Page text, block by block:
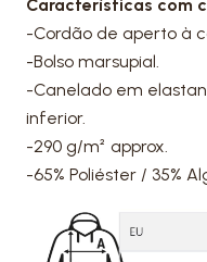
Características com
-Cordão de aperto à
-Bolso marsupial.
-Canelado em
inferior.
-290 g/m² approx.
-65% Poliéster / 35%